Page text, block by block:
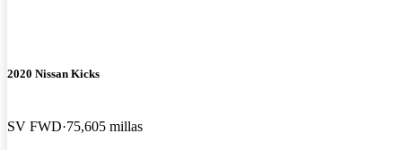
2020 Nissan Kicks
SV FWD 75,605 millas